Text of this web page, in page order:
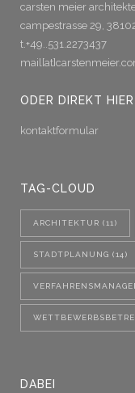
carsten meier
campestrasse 29,
t.+49..531.2273437
ODER DIREKT HIER
kontaktformular
TAG-CLOUD
ARCHITEKTUR (11)
STADTPLANUNG (14)
DABEI